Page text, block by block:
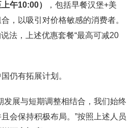
午10:00）
，包括早餐汉堡+美
，以吸引对价格敏感的消费者。
法，上述优惠套餐“最高可减20
仍有拓展计划。
发展与短期调整相结合，我们始终
会保持积极布局。”按照上述人员